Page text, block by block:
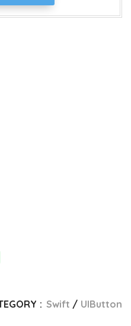
: Swift UIButton